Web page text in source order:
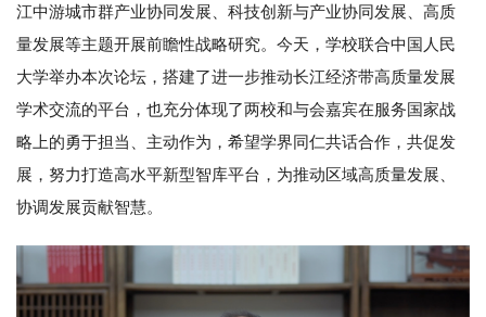
江中游城市群产业协同发展、科技创新与产业协同发展、高质
量发展等主题开展前瞻性战略研究。今天，学校联合中国人民
大学举办本次论坛，搭建了进一步推动长江经济带高质量发展
学术交流的平台，也充分体现了两校和与会嘉宾在服务国家战
略上的勇于担当、主动作为，希望学界同仁共话合作，共促发
展，努力打造高水平新型智库平台，为推动区域高质量发展、
协调发展贡献智慧。